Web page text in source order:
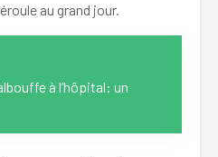
au grand jour.
à l’hôpital: un